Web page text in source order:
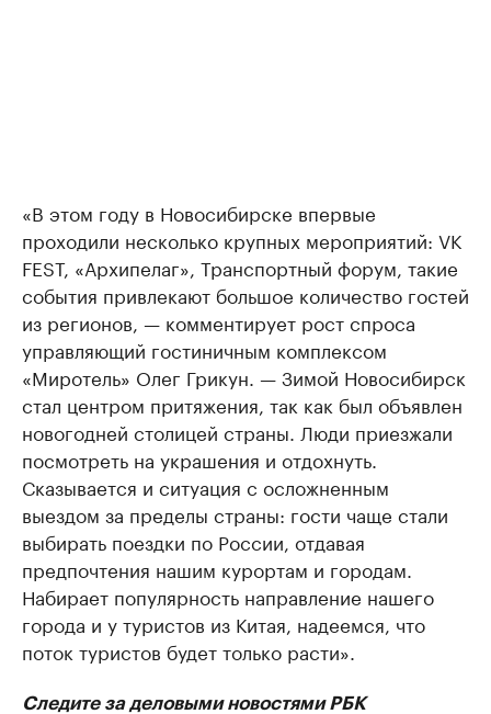
«В этом году в Новосибирске впервые
проходили несколько крупных мероприятий: VK
FEST, «Архипелаг», Транспортный форум, такие
события привлекают большое количество гостей
из регионов, — комментирует рост спроса
управляющий гостиничным комплексом
«Миротель» Олег Грикун. — Зимой Новосибирск
стал центром притяжения, так как был объявлен
новогодней столицей страны. Люди приезжали
посмотреть на украшения и отдохнуть.
Сказывается и ситуация с осложненным
выездом за пределы страны: гости чаще стали
выбирать поездки по России, отдавая
предпочтения нашим курортам и городам.
Набирает популярность направление нашего
города и у туристов из Китая, надеемся, что
поток туристов будет только расти».
Следите за деловыми новостями РБК